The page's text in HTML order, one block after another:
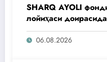
SHARQ AYOLI
лойиҳаси
операциялари
06.08.2026